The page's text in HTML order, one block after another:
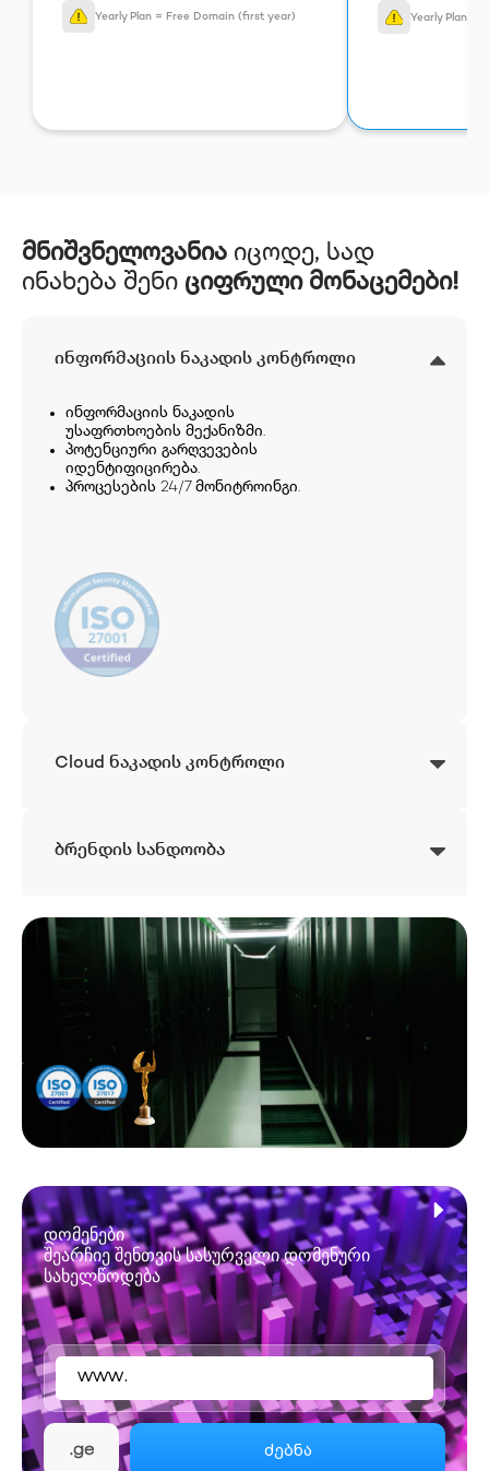
Yearly Plan = Free Domain (first year) Yearly Plan =
მნიშვნელოვანია იცოდე, სად
ინახება შენი ციფრული მონაცემები!
ინფორმაციის ნაკადის კონტროლი
ინფორმაციის ნაკადის
უსაფრთხოების მექანიზმი.
პოტენციური გარღვევების
იდენტიფიცირება.
პროცესების 24/7 მონიტროინგი.
Cloud ნაკადის კონტროლი
ბრენდის სანდოობა
დომენები
შეარჩიე შენთვის სასურველი დომენური
სახელწოდება
www.
.ge ძებნა